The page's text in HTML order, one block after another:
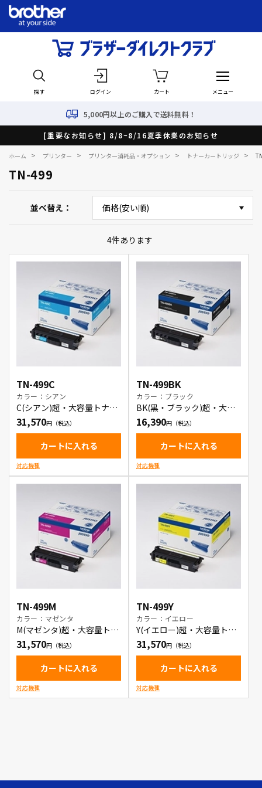
探す ログイン カート メニュー
5,000円以上のご購入で送料無料！
[重要なお知らせ] 8/8~8/16夏季休業のお知らせ
ホーム > プリンター > プリンター消耗品・オプション > トナーカートリッジ >
TN-499
並べ替え
4件あります
TN-499C
カラー：シアン
C(シアン)超・大容量トナー
カートリッジ
31,570
カートに入れる
対応機種
TN-499BK
カラー：ブラック
BK(黒・ブラック)超・大容
量トナーカートリッジ
16,390
カートに入れる
対応機種
TN-499M
カラー：マゼンタ
M(マゼンタ)超・大容量トナ
ーカートリッジ
31,570
カートに入れる
対応機種
TN-499Y
カラー：イエロー
Y(イエロー)超・大容量トナ
ーカートリッジ
31,570
カートに入れる
対応機種